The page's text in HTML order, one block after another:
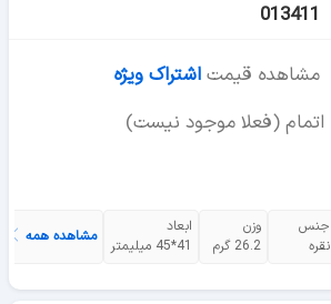
013411
مشاهده قیمت اشتراک ویژه
اتمام (فعلا موجود نیست)
جنس
نقره
وزن
26.2 گرم
ابعاد
41*45 میلیمتر
مشاهده همه